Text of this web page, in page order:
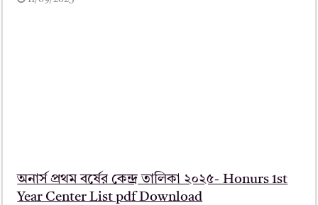
অনার্স প্রথম বর্ষের কেন্দ্র তালিকা ২০২৫- Honurs 1st
Year Center List pdf Download